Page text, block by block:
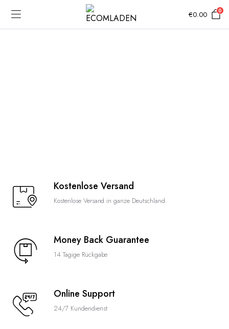
€0.00 0
Kostenlose Versand
Kostenlose Versand in ganze Deutschland.
Money Back Guarantee
14 Tagige Rückgabe
Online Support
24/7 Kundendienst